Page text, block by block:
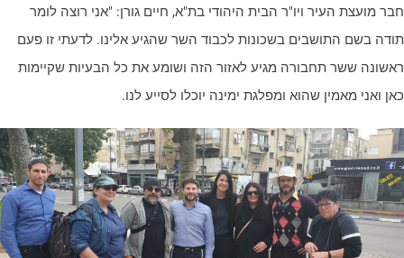
מועצת העיר ויו"ר הבית היהודי בת"א, חיים גורן: "אני רוצה לומר
בשם התושבים בשכונות לכבוד השר שהגיע אלינו. לדעתי זו פעם
ששר תחבורה מגיע לאזור הזה ושומע את כל הבעיות שקיימות
ואני מאמין שהוא ומפלגת ימינה יוכלו לסייע לנו.